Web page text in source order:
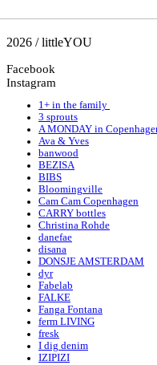
2026 / littleYOU
Facebook
Instagram
1+ in the family
3 sprouts
A MONDAY in
Ava & Yves
banwood
BEZISA
BIBS
Bloomingville
Cam Cam Copenhagen
CARRY bottles
Christina Rohde
danefae
disana
DONSJE AMSTERDAM
dyr
Fabelab
FALKE
Fanga Fontana
ferm LIVING
fresk
I dig denim
IZIPIZI